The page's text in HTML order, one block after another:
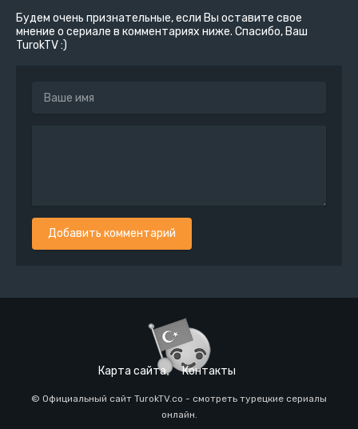
Будем очень признательные, если Вы оставите свое
мнение о сериале в комментариях ниже. Спасибо, Ваш
TurokTV :)
Добавить комментарий
Карта сайта Контакты
© Официальный сайт TurokTV.co - смотреть турецкие сериалы
онлайн.